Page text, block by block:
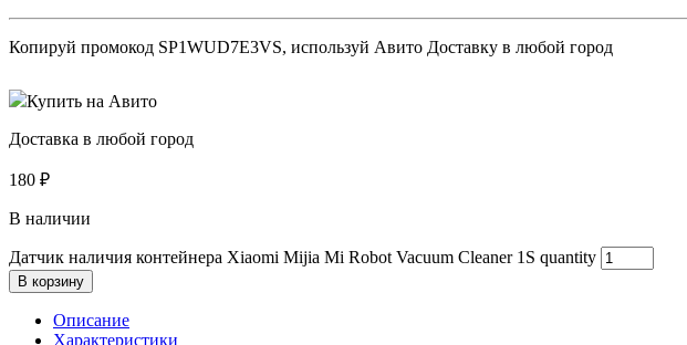
Копируй промокод SP1WUD7E3VS, используй Авито Доставку в любой город
Купить на Авито
Доставка в любой город
180 ₽
В наличии
Датчик наличия контейнера Xiaomi Mijia Mi Robot Vacuum Cleaner 1S quantity
В корзину
Описание
Характеристики